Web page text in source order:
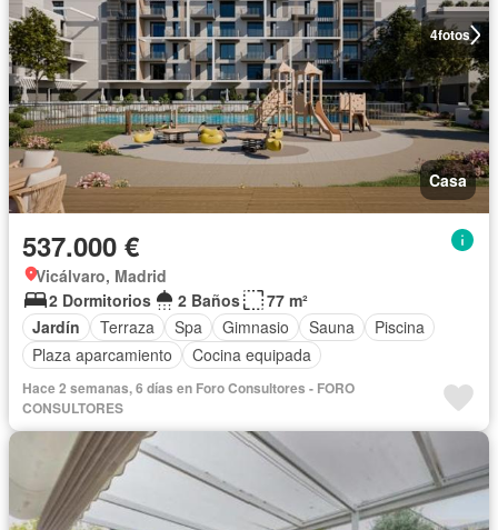
4fotos
Casa
537.000 €
Vicálvaro, Madrid
2 Dormitorios
2 Baños
77 m²
Jardín
Terraza Spa Gimnasio Sauna
Piscina
Plaza aparcamiento
Cocina equipada
Hace 2 semanas, 6 días en Foro Consultores - FORO
CONSULTORES